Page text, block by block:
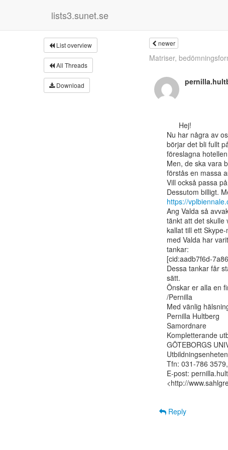
lists3.sunet.se
List overview
All Threads
Download
newer
Matriser,
Nu har några av
börjar det bli fullt
föreslagna
Men, de ska vara
förstås en massa
Vill också passa
https://
Ang Valda så
tänkt att det skulle
kallat till ett
med Valda har
tankar:
[cid:aadb7f6d-
Dessa tankar får
sätt.
Önskar er alla en
/Pernilla
Med vänlig
Pernilla Hultberg
Samordnare
Kompletterande
GÖTEBORGS
Utbildningsenheten
Tfn: 031-786
E-post:
<http://
Reply